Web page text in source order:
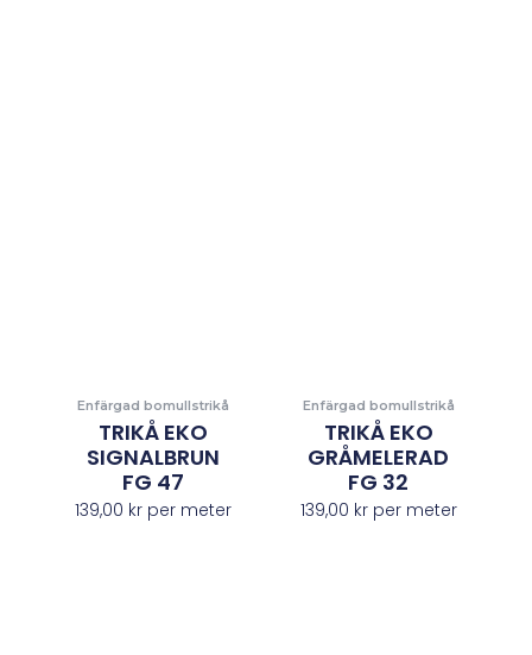
Enfärgad bomullstrikå
TRIKÅ EKO
SIGNALBRUN
FG 47
139,00 kr per meter
Enfärgad bomullstrikå
TRIKÅ EKO
GRÅMELERAD
FG 32
139,00 krper meter